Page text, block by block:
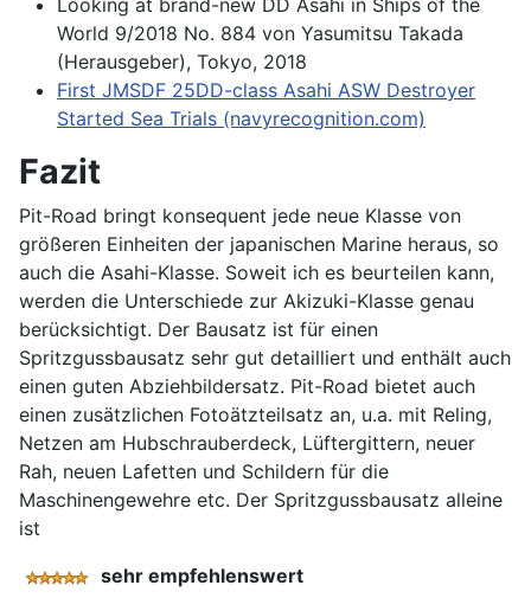
Looking at brand-new DD Asahi in Ships of the
World 9/2018 No. 884 von Yasumitsu Takada
(Herausgeber), Tokyo, 2018
First JMSDF 25DD-class Asahi ASW Destroyer
Started Sea Trials (navyrecognition.com)
Fazit
Pit-Road bringt konsequent jede neue Klasse von
größeren Einheiten der japanischen Marine heraus, so
auch die Asahi-Klasse. Soweit ich es beurteilen kann,
werden die Unterschiede zur Akizuki-Klasse genau
berücksichtigt. Der Bausatz ist für einen
Spritzgussbausatz sehr gut detailliert und enthält auch
einen guten Abziehbildersatz. Pit-Road bietet auch
einen zusätzlichen Fotoätzteilsatz an, u.a. mit Reling,
Netzen am Hubschrauberdeck, Lüftergittern, neuer
Rah, neuen Lafetten und Schildern für die
Maschinengewehre etc. Der Spritzgussbausatz alleine
ist
sehr empfehlenswert